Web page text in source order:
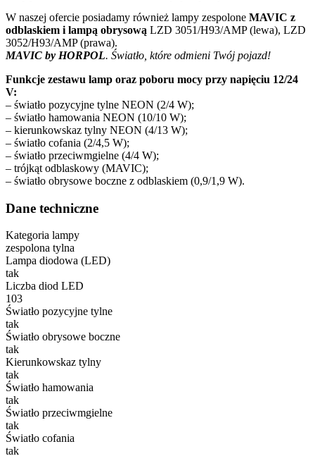
W naszej ofercie posiadamy również lampy zespolone MAVIC z
odblaskiem i lampą obrysową LZD 3051/H93/AMP (lewa), LZD
3052/H93/AMP (prawa).
MAVIC by HORPOL. Światło, które odmieni Twój pojazd!
Funkcje zestawu lamp oraz poboru mocy przy napięciu 12/24
V:
– światło pozycyjne tylne NEON (2/4 W);
– światło hamowania NEON (10/10 W);
– kierunkowskaz tylny NEON (4/13 W);
– światło cofania (2/4,5 W);
– światło przeciwmgielne (4/4 W);
– trójkąt odblaskowy (MAVIC);
– światło obrysowe boczne z odblaskiem (0,9/1,9 W).
Dane techniczne
Kategoria lampy
zespolona tylna
Lampa diodowa (LED)
tak
Liczba diod LED
103
Światło pozycyjne tylne
tak
Światło obrysowe boczne
tak
Kierunkowskaz tylny
tak
Światło hamowania
tak
Światło przeciwmgielne
tak
Światło cofania
tak